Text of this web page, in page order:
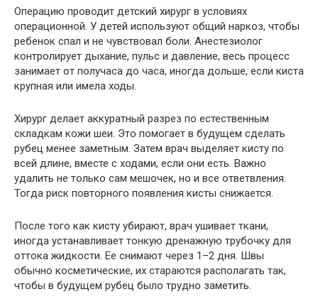
Операцию проводит детский хирург в условиях
операционной. У детей используют общий наркоз, чтобы
ребенок спал и не чувствовал боли. Анестезиолог
контролирует дыхание, пульс и давление, весь процесс
занимает от получаса до часа, иногда дольше, если киста
крупная или имела ходы.
Хирург делает аккуратный разрез по естественным
складкам кожи шеи. Это помогает в будущем сделать
рубец менее заметным. Затем врач выделяет кисту по
всей длине, вместе с ходами, если они есть. Важно
удалить не только сам мешочек, но и все ответвления.
Тогда риск повторного появления кисты снижается.
После того как кисту убирают, врач ушивает ткани,
иногда устанавливает тонкую дренажную трубочку для
оттока жидкости. Ее снимают через 1–2 дня. Швы
обычно косметические, их стараются располагать так,
чтобы в будущем рубец было трудно заметить.